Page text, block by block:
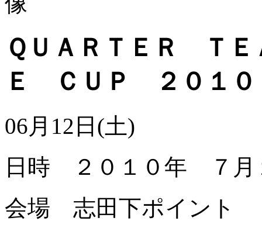
ＱＵＡＲＴＥＲ Ｔ
Ｅ ＣＵＰ ２０１０
06月12日(土)
日時 ２０１０年 ７
会場 志田下ポイント